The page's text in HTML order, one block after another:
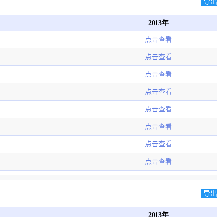
导
2013年
点击查看
点击查看
点击查看
点击查看
点击查看
点击查看
点击查看
点击查看
导
2013年